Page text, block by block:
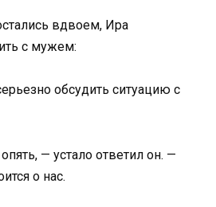
вдвоем, Ира
с мужем:
обсудить ситуацию с
— устало ответил он. —
о нас.